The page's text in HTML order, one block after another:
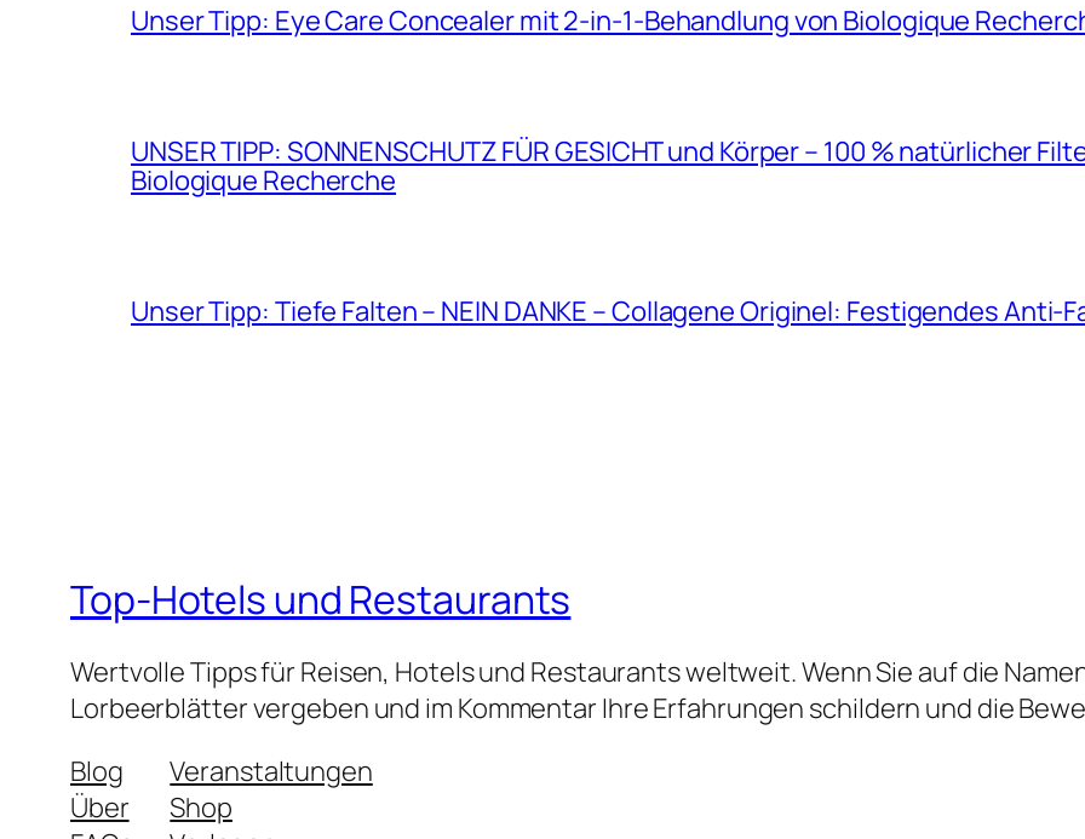
Unser Tipp: Eye Care Concealer mit 2-in-1-Behandlung von Biologique
UNSER TIPP: SONNENSCHUTZ FÜR GESICHT und Körper – 100 % natürlicher
Biologique Recherche
Unser Tipp: Tiefe Falten – NEIN DANKE – Collagene Originel: Festigendes Anti-
Top-Hotels und Restaurants
Wertvolle Tipps für Reisen, Hotels und Restaurants weltweit. Wenn Sie auf die
Lorbeerblätter vergeben und im Kommentar Ihre Erfahrungen schildern und die
Blog
Über
Veranstaltungen
Shop